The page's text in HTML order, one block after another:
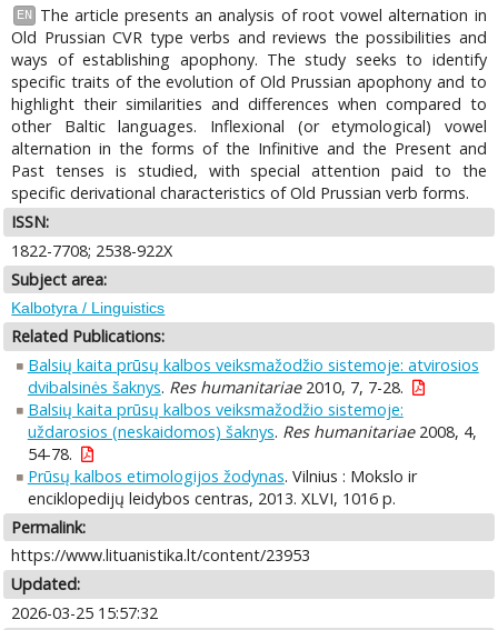
EN
The article presents an analysis of root vowel alternation in
Old Prussian CVR type verbs and reviews the possibilities and
ways of establishing apophony. The study seeks to identify
specific traits of the evolution of Old Prussian apophony and to
highlight their similarities and differences when compared to
other Baltic languages. Inflexional (or etymological) vowel
alternation in the forms of the Infinitive and the Present and
Past tenses is studied, with special attention paid to the
specific derivational characteristics of Old Prussian verb forms.
ISSN:
1822-7708; 2538-922X
Subject area:
Kalbotyra / Linguistics
Related Publications:
Balsių kaita prūsų kalbos veiksmažodžio sistemoje: atvirosios
dvibalsinės šaknys. Res humanitariae2010, 7, 7-28.
Balsių kaita prūsų kalbos veiksmažodžio sistemoje:
uždarosios (neskaidomos) šaknys. Res humanitariae2008, 4,
54-78.
Prūsų kalbos etimologijos žodynas. Vilnius : Mokslo ir
enciklopedijų leidybos centras, 2013. XLVI, 1016 p.
Permalink:
https://www.lituanistika.lt/content/23953
Updated:
2026-03-25 15:57:32